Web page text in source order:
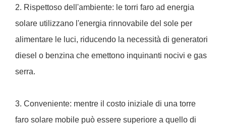
2. Rispettoso dell'ambiente: le torri faro ad energia
solare utilizzano l'energia rinnovabile del sole per
alimentare le luci, riducendo la necessità di generatori
diesel o benzina che emettono inquinanti nocivi e gas
serra.
3. Conveniente: mentre il costo iniziale di una torre
faro solare mobile può essere superiore a quello di